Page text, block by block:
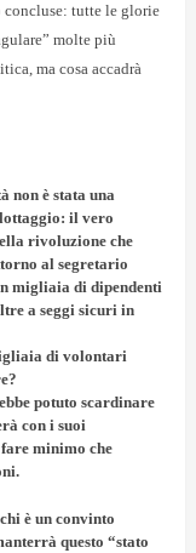
concluse: tutte le glorie
molte più
ma cosa accadrà
non è stata una
il vero
rivoluzione che
al segretario
migliaia di dipendenti
a seggi sicuri in
di volontari
potuto scardinare
con i suoi
minimo che
è un convinto
questo “stato